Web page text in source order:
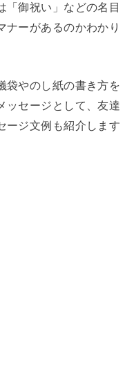
「御祝い」などの名目
ナーがあるのかわかり
袋やのし紙の書き方を
ッセージとして、友達
ージ文例も紹介します